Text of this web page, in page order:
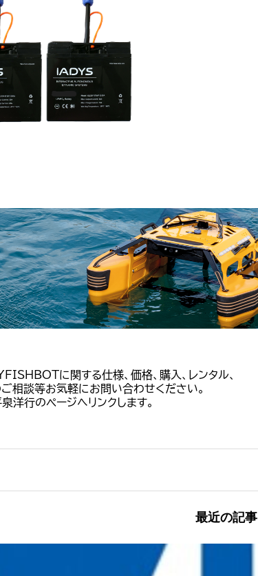
に関する仕様、価格、購入、レンタル、
相談等お気軽にお問い合わせください。
洋行のページへリンクします。
最近の記事